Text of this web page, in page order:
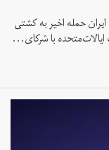
ایران حمله اخیر به کشتی
با شرکای...